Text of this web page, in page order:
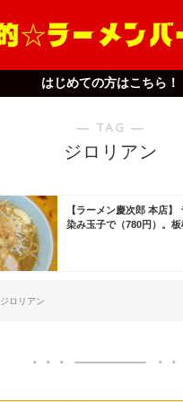
はじめての方はこちら！
― TAG ―
ジロリアン
【ラーメン慶次郎 本店
染み玉子で（780円）。
ジロリアン